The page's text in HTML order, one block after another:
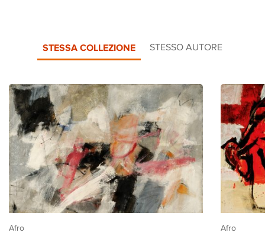
STESSA COLLEZIONE STESSO AUTORE
Afro Afro